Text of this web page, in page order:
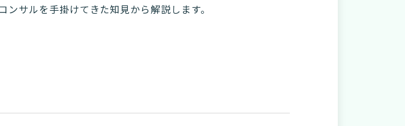
サルを手掛けてきた知見から解説します。